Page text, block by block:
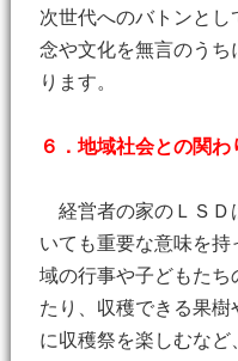
次世代へのバトンと
念や文化を無言のうち
ります。
６．地域社会との関わ
経営者の家のＬＳＤ
いても重要な意味を
域の行事や子どもたち
たり、収穫できる果
に収穫祭を楽しむなど